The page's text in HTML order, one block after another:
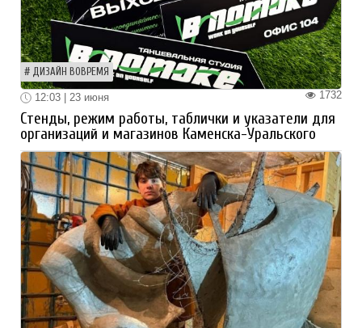
ДИЗАЙН ВОВРЕМЯ
1732
12:03 | 23 июня
Стенды, режим работы, таблички и указатели для
организаций и магазинов Каменска-Уральского